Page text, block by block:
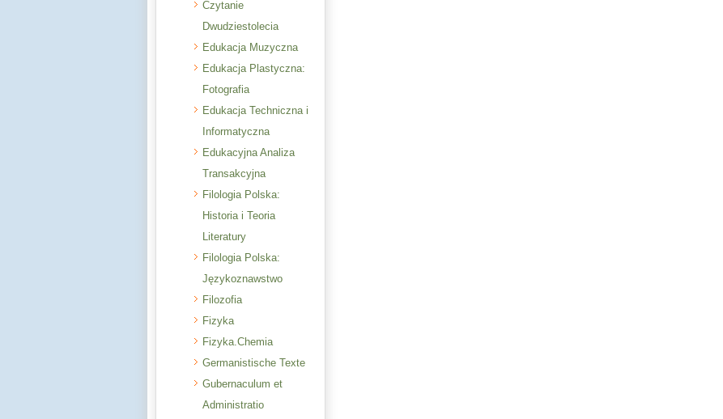
Czytanie
Dwudziestolecia
Edukacja Muzyczna
Edukacja Plastyczna:
Fotografia
Edukacja Techniczna i
Informatyczna
Edukacyjna Analiza
Transakcyjna
Filologia Polska:
Historia i Teoria
Literatury
Filologia Polska:
Językoznawstwo
Filozofia
Fizyka
Fizyka.Chemia
Germanistische Texte
Gubernaculum et
Administratio